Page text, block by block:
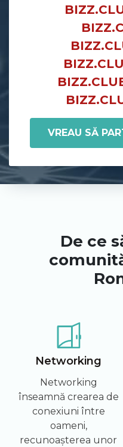
VREAU SĂ
De ce
Networking
Networking
înseamnă crearea de
conexiuni între
oameni,
recunoașterea unor